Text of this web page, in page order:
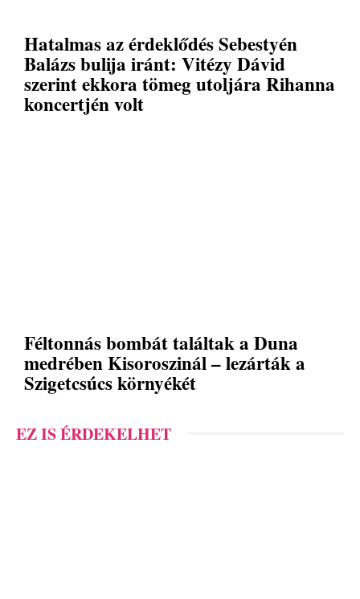
Hatalmas az érdeklődés Sebestyén
Balázs bulija iránt: Vitézy Dávid
szerint ekkora tömeg utoljára Rihanna
koncertjén volt
Féltonnás bombát találtak a Duna
medrében Kisoroszinál – lezárták a
Szigetcsúcs környékét
EZ IS ÉRDEKELHET